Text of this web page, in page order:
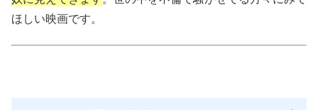
ほしい映画です。